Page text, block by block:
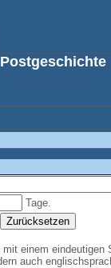
Tage.
einem
auch